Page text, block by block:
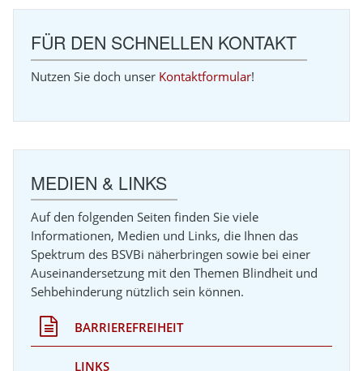
FÜR DEN SCHNELLEN KONTAKT
Nutzen Sie doch unser Kontaktformular!
MEDIEN & LINKS
Auf den folgenden Seiten finden Sie viele
Informationen, Medien und Links, die Ihnen das
Spektrum des BSVBi näherbringen sowie bei einer
Auseinandersetzung mit den Themen Blindheit und
Sehbehinderung nützlich sein können.
BARRIEREFREIHEIT
LINKS